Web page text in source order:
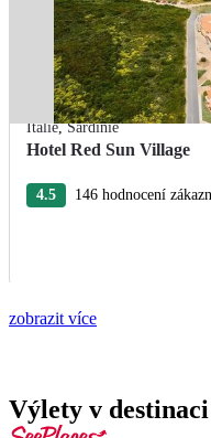
Itálie,Sardinie
Hotel Red Sun Village
4.5 146 hodnocení
zobrazit více
Výlety v destinaci